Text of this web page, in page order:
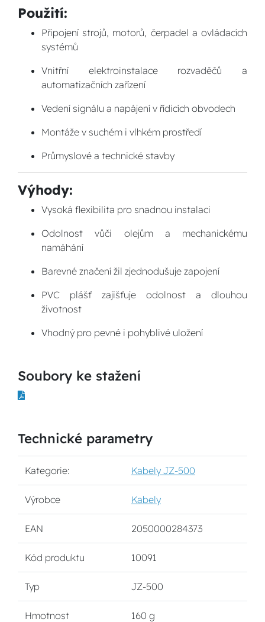
Použití:
Připojení strojů, motorů, čerpadel a ovládacích
systémů
Vnitřní elektroinstalace rozvaděčů a
automatizačních zařízení
Vedení signálu a napájení v řídicích obvodech
Montáže v suchém i vlhkém prostředí
Průmyslové a technické stavby
Výhody:
Vysoká flexibilita pro snadnou instalaci
Odolnost vůči olejům a mechanickému
namáhání
Barevné značení žil zjednodušuje zapojení
PVC plášť zajišťuje odolnost a dlouhou
životnost
Vhodný pro pevné i pohyblivé uložení
Soubory ke stažení
Technické parametry
Kategorie: Kabely JZ-500
Výrobce Kabely
EAN 2050000284373
Kód produktu 10091
Typ JZ-500
Hmotnost 160 g